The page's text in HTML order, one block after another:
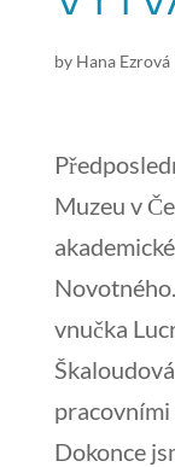
by Hana Ezrová
Muzeu v
vnučka
Dokonce